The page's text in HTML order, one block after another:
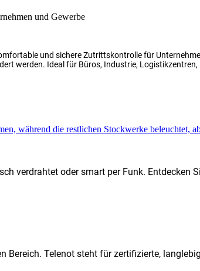
und sichere Zutrittskontrolle für
werden. Ideal für Büros, Industrie, Logistikzentren,
verdrahtet oder smart per Funk. Entdecken
Bereich. Telenot steht für zertifizierte,